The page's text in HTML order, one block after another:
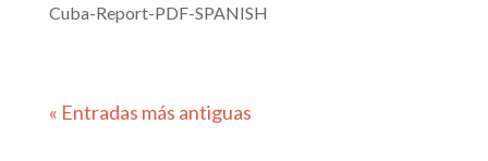
Cuba-Report-PDF-SPANISH
« Entradas más antiguas